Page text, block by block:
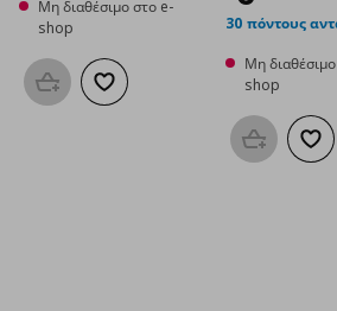
Μη διαθέσιμο στο e-
shop
Προσθήκη στο καλάθι
Προσθήκη στα αγαπημένα
30 πόντους
Μη
shop
Προσθήκη